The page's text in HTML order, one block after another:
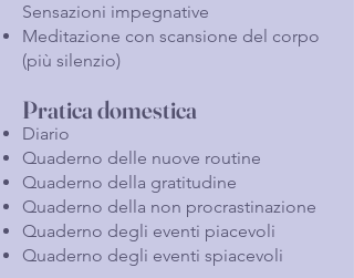
Sensazioni impegnative
Meditazione con scansione del corpo
(più silenzio)
Pratica domestica
Diario
Quaderno delle nuove routine
Quaderno della gratitudine
Quaderno della non procrastinazione
Quaderno degli eventi piacevoli
Quaderno degli eventi spiacevoli